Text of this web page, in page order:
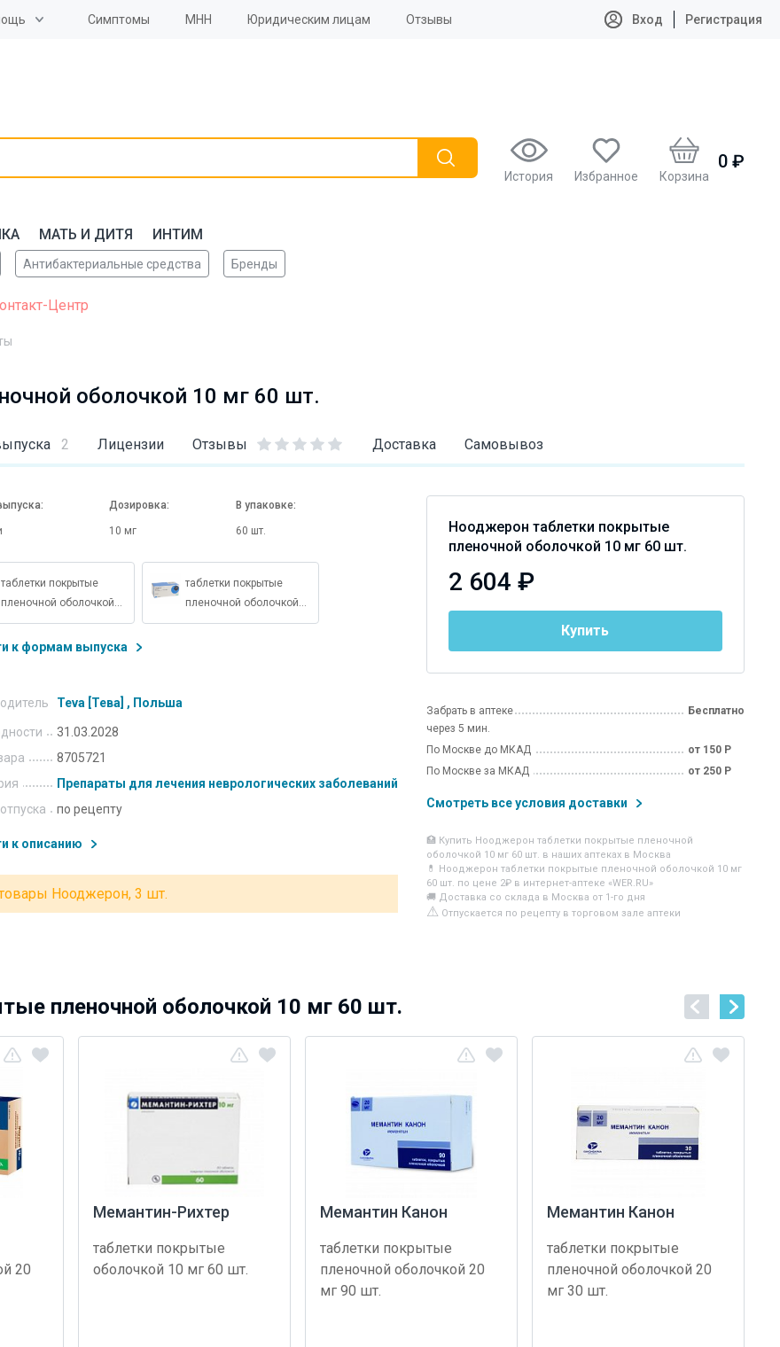
Симптомы МНН Юридическим лицам Отзывы Вход Регистрация
История Избранное Корзина
0 ₽
МАТЬ И ДИТЯ ИНТИМ
Антибактериальные средства Бренды
Центр
оболочкой 10 мг 60 шт.
2 Лицензии Отзывы Доставка Самовывоз
Нооджерон таблетки покрытые
пленочной оболочкой 10 мг 60 шт.
2 604 ₽
Купить
Забрать в аптеке
через 5 мин.
Бесплатно
По Москве до МКАД
от 150 Р
По Москве за МКАД
от 250 Р
Смотреть все условия доставки
🏥 Купить Нооджерон таблетки покрытые пленочной
оболочкой 10 мг 60 шт. в наших аптеках в Москва
💊 Нооджерон таблетки покрытые пленочной оболочкой 10 мг
60 шт. по цене 2₽ в интернет-аптеке «WER.RU»
🚚 Доставка со склада в Москва от 1-го дня
⚠Отпускается по рецепту в торговом зале аптеки
Дозировка:
10 мг
В упаковке:
60 шт.
таблетки покрытые
пленочной оболочкой
10 мг 30 шт.
таблетки покрытые
пленочной оболочкой
10 мг 90 шт.
к формам выпуска
Teva [Тева] , Польша
31.03.2028
8705721
Препараты для лечения неврологических заболеваний
по рецепту
к описанию
Нооджерон, 3 шт.
пленочной оболочкой 10 мг 60 шт.
20
Мемантин-Рихтер
таблетки покрытые
оболочкой 10 мг 60 шт.
Мемантин Канон
таблетки покрытые
пленочной оболочкой 20
мг 90 шт.
Мемантин Канон
таблетки покрытые
пленочной оболочкой 20
мг 30 шт.